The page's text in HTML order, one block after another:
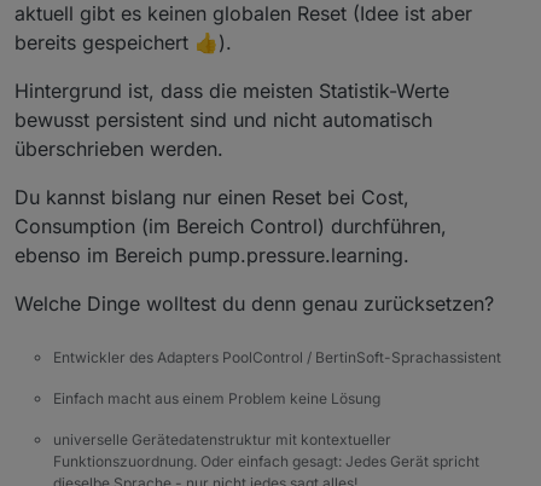
aktuell gibt es keinen globalen Reset (Idee ist aber
bereits gespeichert 👍).
Hintergrund ist, dass die meisten Statistik-Werte
bewusst persistent sind und nicht automatisch
überschrieben werden.
Du kannst bislang nur einen Reset bei Cost,
Consumption (im Bereich Control) durchführen,
ebenso im Bereich pump.pressure.learning.
Welche Dinge wolltest du denn genau zurücksetzen?
Entwickler des Adapters PoolControl / BertinSoft-Sprachassistent
Einfach macht aus einem Problem keine Lösung
universelle Gerätedatenstruktur mit kontextueller
Funktionszuordnung. Oder einfach gesagt: Jedes Gerät spricht